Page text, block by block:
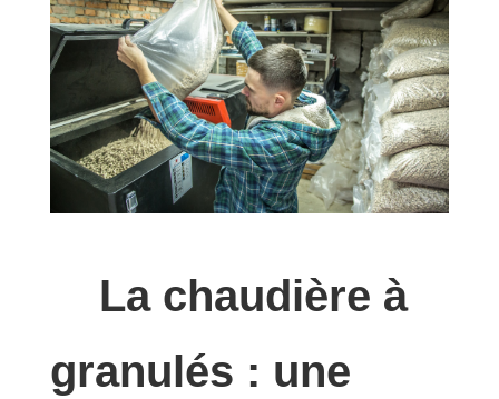
La chaudière à
granulés : une